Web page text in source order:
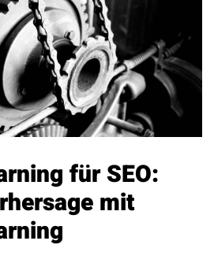
für SEO:
mit